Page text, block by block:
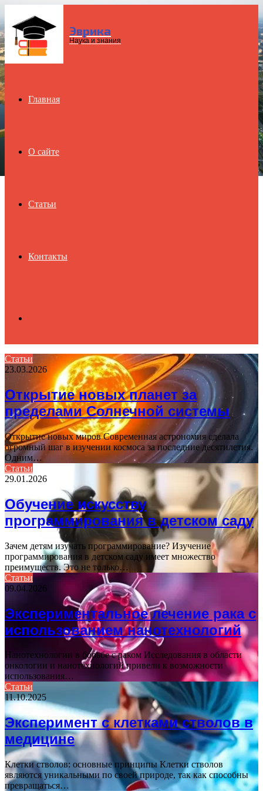
Menu Эврика
Наука и знания
Главная
О сайте
Статьи
Контакты
for
Статьи
23.03.2026
Открытие новых планет за
пределами Солнечной системы
Открытие новых миров Современная астрономия сделала
огромный шаг в изучении космоса за последние десятилетия.
Одним…
Статьи
29.01.2026
Обучение искусству
программирования в детском саду
Зачем детям изучать программирование? Изучение
программирования в детском саду имеет множество
преимуществ. Это не только…
Статьи
09.04.2026
Экспериментальное лечение рака с
использованием нанотехнологий
Нанотехнологии в борьбе с раком Исследования в области
онкологии и нанотехнологий привели к возможности
использования…
Статьи
11.10.2025
Эксперимент с клетками стволов в
медицине
Клетки стволов: основные принципы Клетки стволов
являются уникальными по своей природе, так как способны
превращаться…